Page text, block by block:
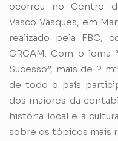
ocorreu no Centro
Vasco Vasques, em
realizado pela FBC,
CRCAM. Com o lema
Sucesso”, mais de 2
de todo o país
dos maiores da
história local e a
sobre os tópicos mais